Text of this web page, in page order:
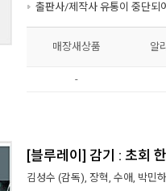
출판사/제작사 유통이 중단되
매장새상품 알
-
[블루레이] 감기 : 초회
김성수 (감독), 장혁, 수애, 박민하